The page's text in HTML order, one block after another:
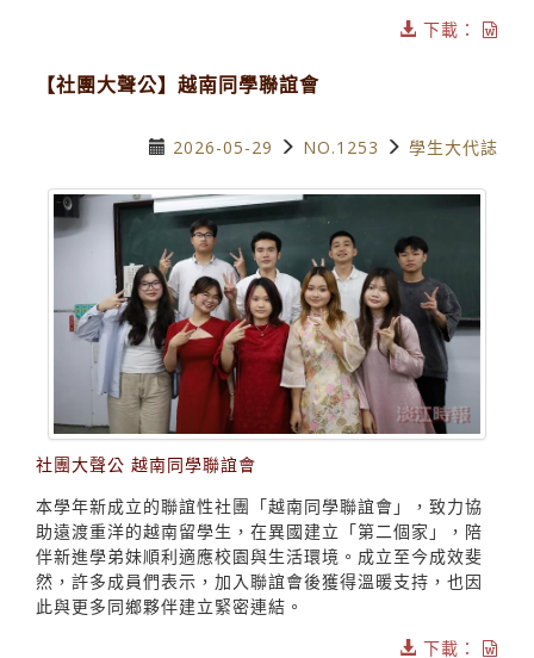
下載：
【社團大聲公】越南同學聯誼會
2026-05-29 NO.1253 學生大代誌
社團大聲公 越南同學聯誼會
本學年新成立的聯誼性社團「越南同學聯誼會」，致力協
助遠渡重洋的越南留學生，在異國建立「第二個家」，陪
伴新進學弟妹順利適應校園與生活環境。成立至今成效斐
然，許多成員們表示，加入聯誼會後獲得溫暖支持，也因
此與更多同鄉夥伴建立緊密連結。
下載：